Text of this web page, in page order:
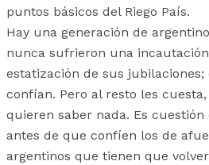
puntos básicos del Riego País.
Hay una generación de
nunca sufrieron una
estatización de sus jubilaciones;
confían. Pero al resto les
quieren saber nada. Es
antes de que confíen los de
argentinos que tienen que